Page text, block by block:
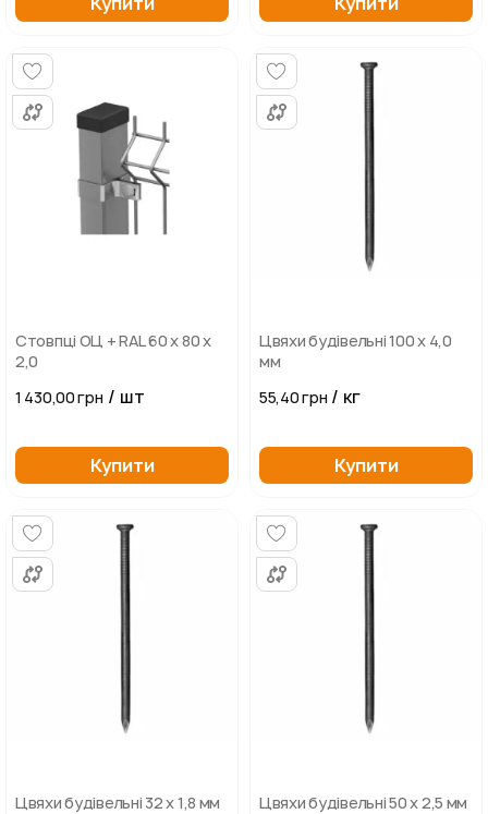
Стовпці ОЦ + RAL 60 х 80 х
2,0
1 430,00 грн / шт
Купити
Цвяхи будівельні 100 х 4,0
мм
55,40 грн / кг
Купити
Цвяхи будівельні 32 х 1,8 мм Цвяхи будівельні 50 х 2,5 мм